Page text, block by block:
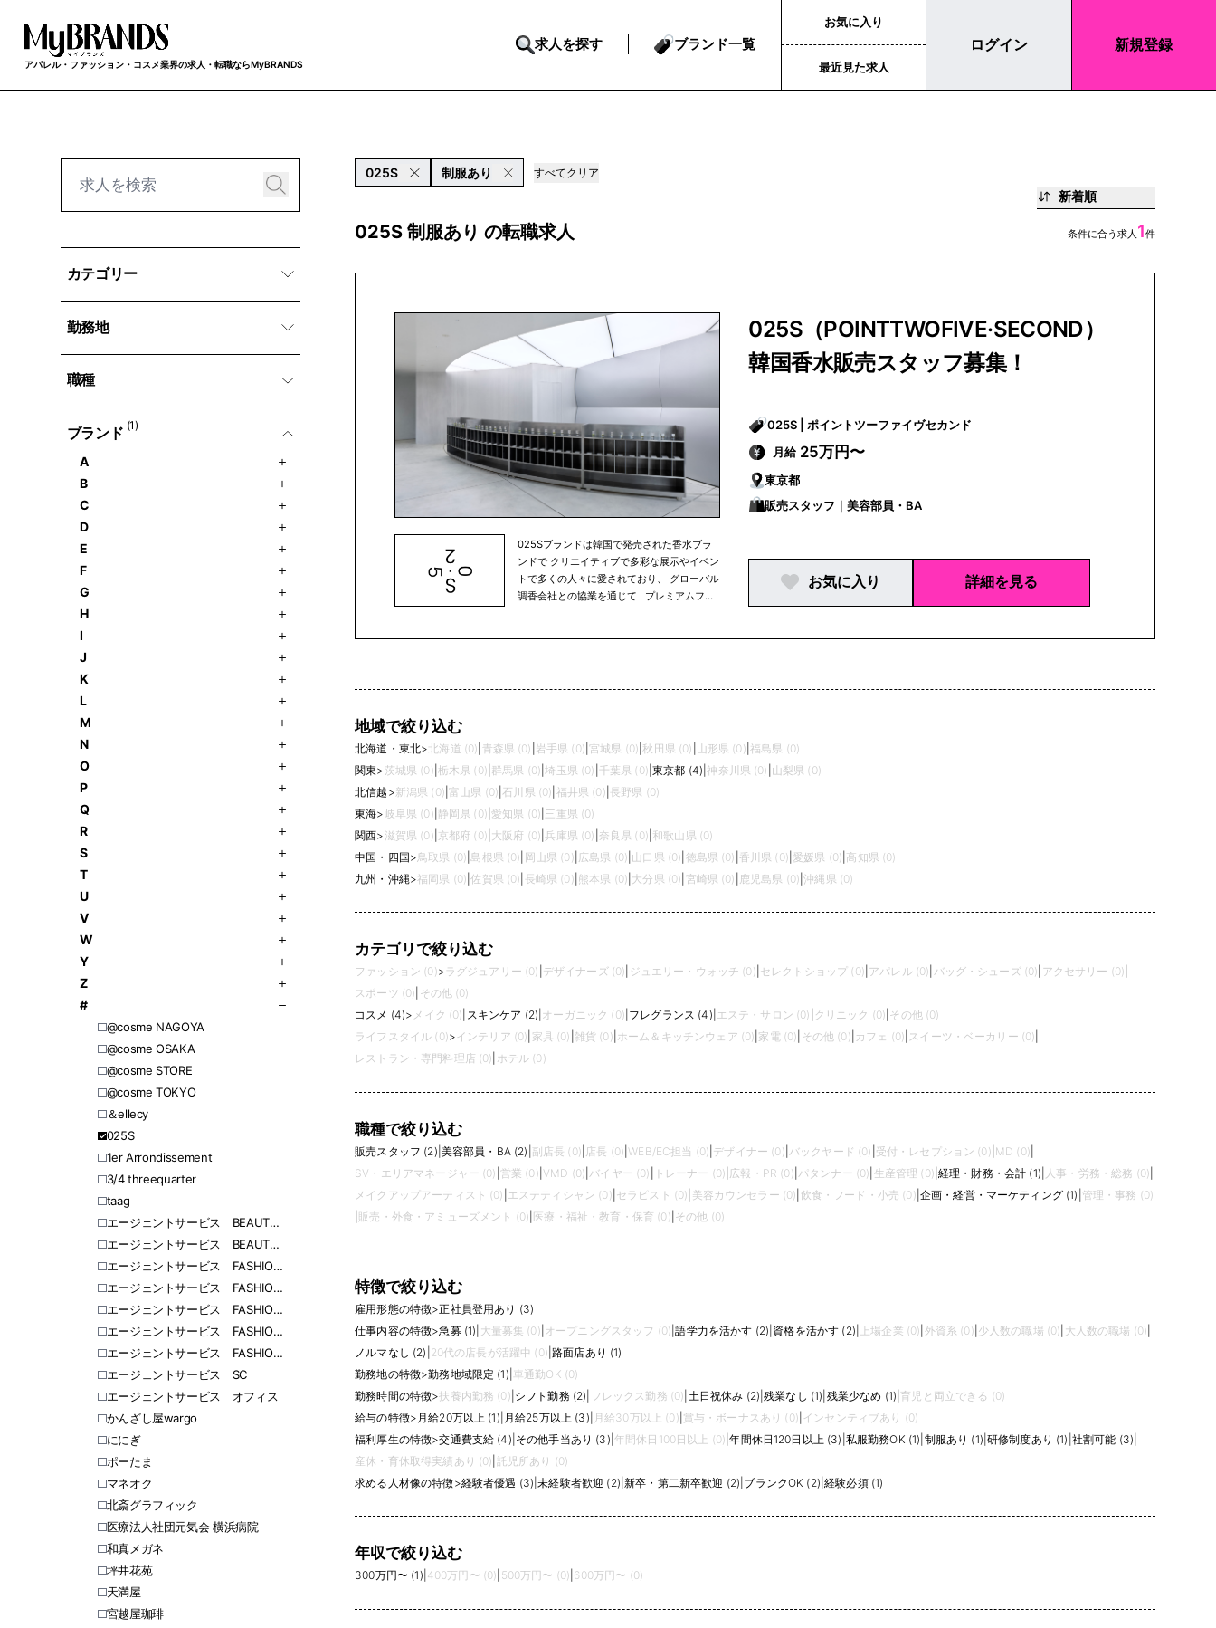
アパレル・ファッション・コスメ業界の求人・転職ならMyBRANDS
求人を探す ブランド一覧
お気に入り
最近見た求人
ログイン 新規登録
カテゴリー
勤務地
職種
ブランド (1)
A
B
C
D
E
F
G
H
I
J
K
L
M
N
O
P
Q
R
S
T
U
V
W
Y
Z
#
@cosme NAGOYA
@cosme OSAKA
@cosme STORE
@cosme TOKYO
＆ellecy
025S
1er Arrondissement
3/4 threequarter
​​taag
エージェントサービス BEAUTY 東日本
エージェントサービス BEAUTY 西日本
エージェントサービス FASHION 北海道
エージェントサービス FASHION 愛知
エージェントサービス FASHION 福岡
エージェントサービス FASHION 関東
エージェントサービス FASHION 関西
エージェントサービス SC
エージェントサービス オフィス
かんざし屋wargo
ににぎ
ポーたま
マネオク
北斎グラフィック
医療法人社団元気会 横浜病院
和真メガネ
坪井花苑
天満屋
宮越屋珈琲
025S 制服あり すべてクリア
新着順
025S 制服あり の転職求人 条件に合う求人 1件
025Sブランドは韓国で発売された香水ブラ
ンドで クリエイティブで多彩な展示やイベン
トで多くの人々に愛されており、 グローバル
調香会社との協業を通じて プレミアムフレ
025S（POINTTWOFIVE·SECOND）
韓国香水販売スタッフ募集！
025S | ポイントツーファイヴセカンド
月給 25万円〜
東京都
販売スタッフ｜美容部員・BA
お気に入り 詳細を見る
地域で絞り込む
北海道・東北>北海道 (0) 青森県 (0) 岩手県 (0) |宮城県 (0) |秋田県 (0) 山形県 (0) 福島県 (0)
関東> 茨城県 (0) 栃木県 (0) 群馬県 (0) |埼玉県 (0) 千葉県 (0) |東京都 (4) |神奈川県 (0) 山梨県 (0)
北信越 >新潟県 (0) |富山県 (0) 石川県 (0) 福井県 (0) 長野県 (0)
東海>岐阜県 (0) 静岡県 (0) |愛知県 (0) 三重県 (0)
関西>滋賀県 (0) 京都府 (0) 大阪府 (0) |兵庫県 (0) 奈良県 (0) |和歌山県 (0)
中国・四国>鳥取県 (0) |島根県 (0) 岡山県 (0) 広島県 (0) 山口県 (0) 徳島県 (0) 香川県 (0) |愛媛県 (0) 高知県 (0)
九州・沖縄>福岡県 (0) |佐賀県 (0) 長崎県 (0) 熊本県 (0) 大分県 (0) 宮崎県 (0) 鹿児島県 (0) |沖縄県 (0)
カテゴリで絞り込む
ファッション (0)> ラグジュアリー (0) デザイナーズ (0) ジュエリー・ウォッチ (0) セレクトショップ (0) アパレル (0) バッグ・シューズ (0) アクセサリー (0)
スポーツ (0) その他 (0)
コスメ (4)> メイク (0) スキンケア (2) オーガニック (0) フレグランス (4) エステ・サロン (0) クリニック (0) その他 (0)
ライフスタイル (0)> インテリア (0) 家具 (0) 雑貨 (0) ホーム＆キッチンウェア (0) 家電 (0) その他 (0) カフェ (0) スイーツ・ベーカリー (0)
レストラン・専門料理店 (0) ホテル (0)
職種で絞り込む
販売スタッフ (2) 美容部員・BA (2) 副店長 (0) 店長 (0) WEB/EC担当 (0) デザイナー (0) バックヤード (0) 受付・レセプション (0) MD (0)
SV・エリアマネージャー (0) 営業 (0) VMD (0) バイヤー (0) トレーナー (0) 広報・PR (0) パタンナー (0) 生産管理 (0) |経理・財務・会計 (1) 人事・労務・総務 (0)
メイクアップアーティスト (0) エステティシャン (0) セラピスト (0) 美容カウンセラー (0) 飲食・フード・小売 (0) 企画・経営・マーケティング (1) 管理・事務 (0)
販売・外食・アミューズメント (0) 医療・福祉・教育・保育 (0) その他 (0)
特徴で絞り込む
雇用形態の特徴>正社員登用あり (3)
仕事内容の特徴>急募 (1) 大量募集 (0) オープニングスタッフ (0) |語学力を活かす (2) 資格を活かす (2) 上場企業 (0) 外資系 (0) 少人数の職場 (0) 大人数の職場 (0)
ノルマなし (2) 20代の店長が活躍中 (0) |路面店あり (1)
勤務地の特徴>勤務地域限定 (1) 車通勤OK (0)
勤務時間の特徴>扶養内勤務 (0) シフト勤務 (2) フレックス勤務 (0) 土日祝休み (2) |残業なし (1) 残業少なめ (1) 育児と両立できる (0)
給与の特徴> 月給20万以上 (1) 月給25万以上 (3) 月給30万以上 (0) 賞与・ボーナスあり (0) インセンティブあり (0)
福利厚生の特徴>交通費支給 (4) その他手当あり (3) 年間休日100日以上 (0) |年間休日120日以上 (3) 私服勤務OK (1) 制服あり (1) 研修制度あり (1) 社割可能 (3)
産休・育休取得実績あり (0) 託児所あり (0)
求める人材像の特徴>経験者優遇 (3) |未経験者歓迎 (2) |新卒・第二新卒歓迎 (2) ブランクOK (2) |経験必須 (1)
年収で絞り込む
300万円〜 (1) 400万円〜 (0) 500万円〜 (0) 600万円〜 (0)